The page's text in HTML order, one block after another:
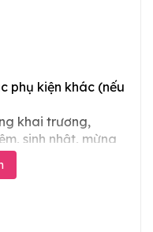
phụ kiện khác (nếu
khai trương,
sinh nhật, mừng
ngày lễ tết trong